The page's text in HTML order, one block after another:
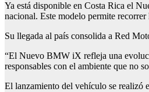
Ya está disponible en Costa Rica el
nacional. Este modelo permite
Su llegada al país consolida a Red
“El Nuevo BMW iX refleja una
responsables con el ambiente que no
El lanzamiento del vehículo se realizó